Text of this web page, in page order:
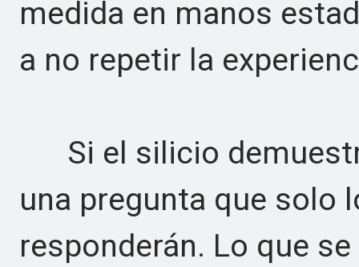
medida en manos
a no repetir la
Si el silicio
una pregunta que solo
responderán. Lo que